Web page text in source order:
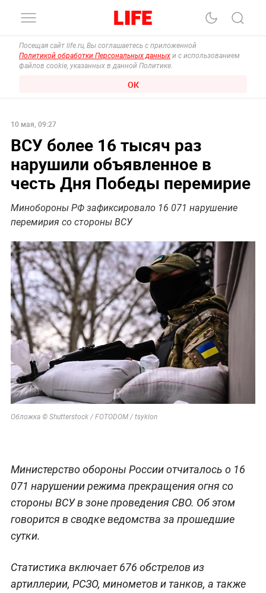
Посещая сайт life.ru, Вы соглашаетесь с приложенной
Политикой обработки Персональных данных и с использованием
файлов cookie, указанных в данной Политике.
ОК
10 мая, 09:27
ВСУ более 16 тысяч раз
нарушили объявленное в
честь Дня Победы перемирие
Минобороны РФ зафиксировало 16 071 нарушение
перемирия со стороны ВСУ
Обложка © Shutterstock / FOTODOM / tsyklon
Министерство обороны России отчиталось о 16
071 нарушении режима прекращения огня со
стороны ВСУ в зоне проведения СВО. Об этом
говорится в сводке ведомства за прошедшие
сутки.
Статистика включает 676 обстрелов из
артиллерии, РСЗО, минометов и танков, а также